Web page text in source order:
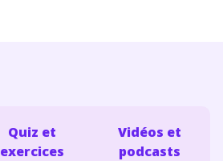
Quiz et
exercices
Vidéos et
podcasts